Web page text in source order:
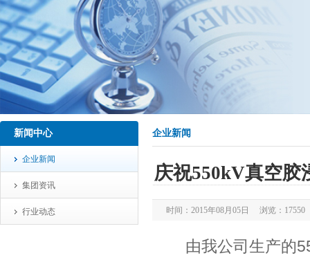
企业新闻
庆祝550kV真空胶
时间：2015年08月05日 浏览：17550
由我公司生产的
新闻中心
企业新闻
集团资讯
行业动态